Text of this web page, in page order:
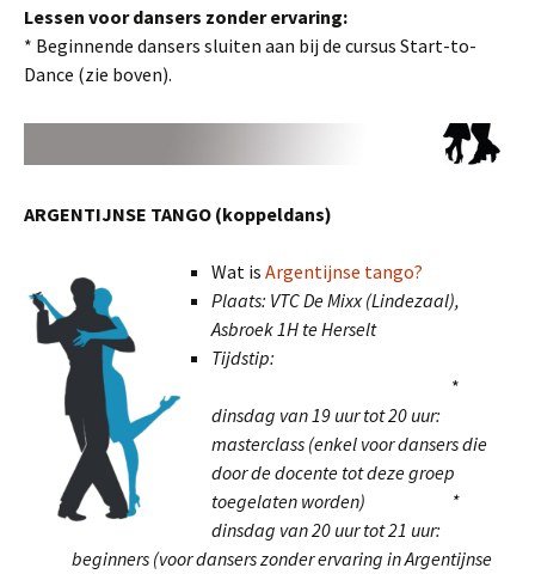
Lessen voor dansers zonder ervaring:
* Beginnende dansers sluiten aan bij de cursus Start-to-
Dance (zie boven).
ARGENTIJNSE TANGO (koppeldans)
Wat is Argentijnse tango?
Plaats: VTC De Mixx (Lindezaal),
Asbroek 1H te Herselt
Tijdstip:
*
dinsdag van 19 uur tot 20 uur:
masterclass (enkel voor dansers die
door de docente tot deze groep
toegelaten worden) *
dinsdag van 20 uur tot 21 uur:
beginners (voor dansers zonder ervaring in Argentijnse